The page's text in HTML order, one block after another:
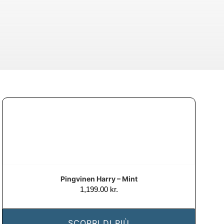
Pingvinen Harry – Mint
1,199.00 kr.